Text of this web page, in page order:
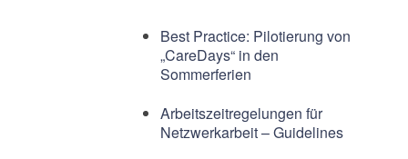
Best Practice: Pilotierung von
„CareDays“ in den
Sommerferien
Arbeitszeitregelungen für
Netzwerkarbeit – Guidelines